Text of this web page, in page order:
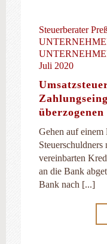
Steuerberater
Juli 2020
Gehen auf
vereinbarten
an die Bank
Bank nach [...]